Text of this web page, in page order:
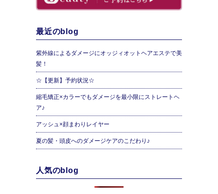
最近のblog
紫外線によるダメージにオッジィオットヘアエステで美
髪！
☆【更新】予約状況☆
縮毛矯正×カラーでもダメージを最小限にストレートヘ
ア♪
アッシュ×顔まわりレイヤー
夏の髪・頭皮へのダメージケアのこだわり♪
人気のblog